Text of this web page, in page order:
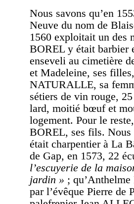
Nous savons qu’en
Neuve du nom de
1560 exploitait un des
BOREL y était barbier
enseveli au cimetière
et Madeleine, ses
NATURALLE, sa
sétiers de vin rouge,
lard, moitié bœuf et
logement. Pour le
BOREL, ses fils. Nous
était charpentier à La
de Gap, en 1573, 22
l’escuyerie de la
jardin » ;
par l’évêque Pierre de